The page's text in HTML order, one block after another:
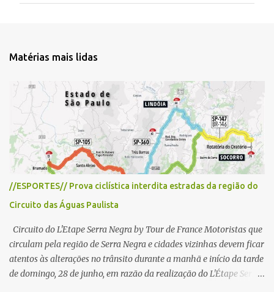
t
i
o
s
Matérias mais lidas
//ESPORTES// Prova ciclística interdita estradas da região do
Circuito das Águas Paulista
Circuito do L'Etape Serra Negra by Tour de France Motoristas que
circulam pela região de Serra Negra e cidades vizinhas devem ficar
atentos às alterações no trânsito durante a manhã e início da tarde
de domingo, 28 de junho, em razão da realização do L'Étape Serra